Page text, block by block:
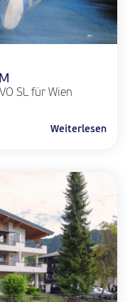
SL für Wien
Weiterlesen